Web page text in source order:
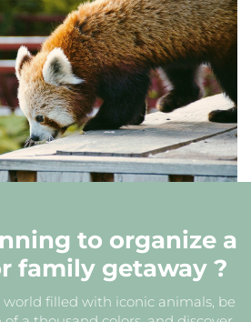
to organize a
family getaway ?
world filled with iconic animals, be